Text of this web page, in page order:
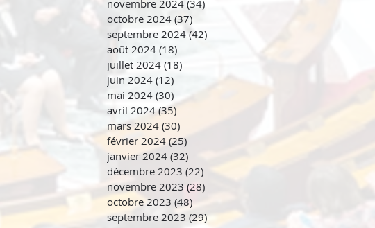
novembre 2024 (34)
octobre 2024 (37)
septembre 2024 (42)
août 2024 (18)
juillet 2024 (18)
juin 2024 (12)
mai 2024 (30)
avril 2024 (35)
mars 2024 (30)
février 2024 (25)
janvier 2024 (32)
décembre 2023 (22)
novembre 2023 (28)
octobre 2023 (48)
septembre 2023 (29)29 posts